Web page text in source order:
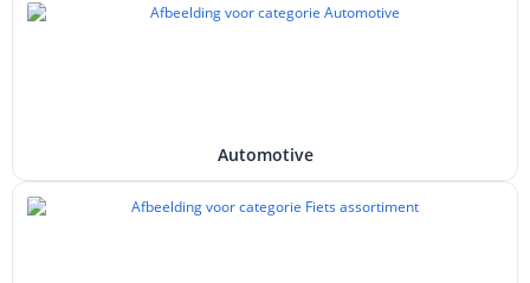
Automotive